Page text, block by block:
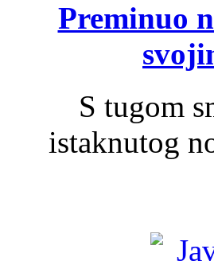
Preminuo
S tugom
istaknutog